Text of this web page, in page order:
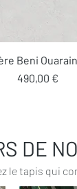
Aperçu rapide
Beni Ouarain
Prix
490,00 €
DE
le tapis qui